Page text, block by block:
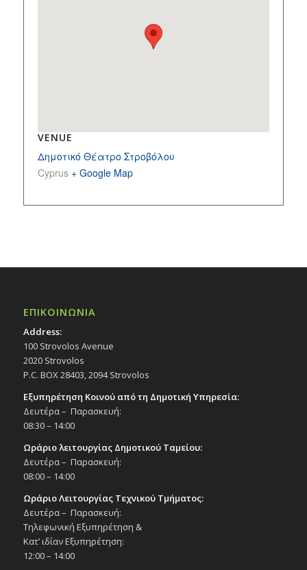
VENUE
Δημοτικό Θέατρο Στροβόλου
Cyprus + Google Map
ΕΠΙΚΟΙΝΩΝΙΑ
Address:
100 Strovolos Avenue
2020 Strovolos
P.C. BOX 28403, 2094 Strovolos
Εξυπηρέτηση Κοινού από τη Δημοτική Υπηρεσία:
Δευτέρα – Παρασκευή:
08:30 – 14:00
Ωράριο λειτουργίας Δημοτικού Ταμείου:
Δευτέρα – Παρασκευή:
08:00 – 14:00
Ωράριο Λειτουργίας Τεχνικού Τμήματος:
Δευτέρα – Παρασκευή:
Τηλεφωνική Εξυπηρέτηση &
Κατ’ ιδίαν Εξυπηρέτηση:
12:00 – 14:00